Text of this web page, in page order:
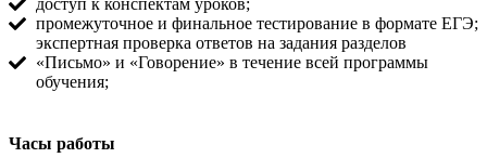
доступ к конспектам уроков;
промежуточное и финальное тестирование в формате ЕГЭ;
экспертная проверка ответов на задания разделов
«Письмо» и «Говорение» в течение всей программы
обучения;
Часы работы